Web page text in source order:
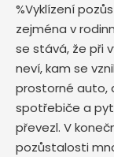
%Vyklízení
zejména v
se stává, že při
neví, kam se
prostorné auto,
spotřebiče a
převezl. V
pozůstalosti